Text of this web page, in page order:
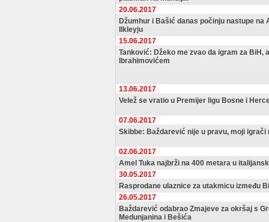
20.06.2017
Džumhur i Bašić danas počinju nastupe na
Ilkleyju
15.06.2017
Tanković: Džeko me zvao da igram za BiH,
Ibrahimovićem
13.06.2017
Velež se vratio u Premijer ligu Bosne i
07.06.2017
Skibbe: Baždarević nije u pravu, moji igrači
02.06.2017
Amel Tuka najbrži na 400 metara u
30.05.2017
Rasprodane ulaznice za utakmicu između
26.05.2017
Baždarević odabrao Zmajeve za okršaj s
Medunjanina i Bešića